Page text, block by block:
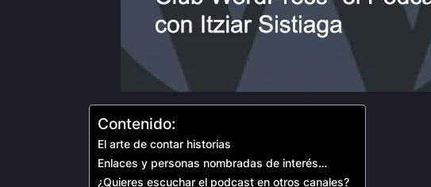
Contenido:
El arte de contar historias
Enlaces y personas nombradas de interés…
¿Quieres escuchar el podcast en otros canales?